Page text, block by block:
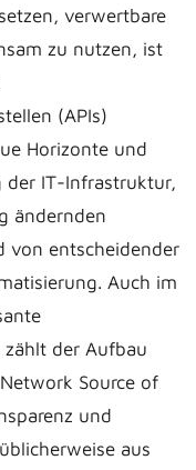
verwertbare
zu nutzen, ist
(APIs)
Horizonte und
der IT-Infrastruktur,
ändernden
von entscheidender
Auch im
der Aufbau
Source of
und
aus